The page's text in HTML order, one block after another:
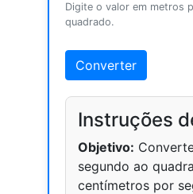
Digite o valor em metros
quadrado.
Converter
Instruções
Objetivo:
segundo ao
centímetros por